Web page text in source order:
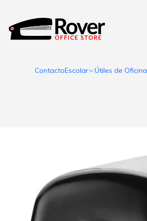
ContactoEscolar Útiles de Oficina